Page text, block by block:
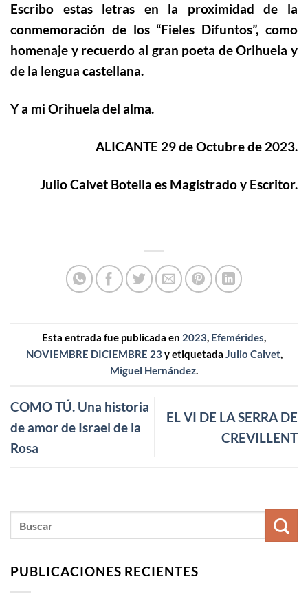
Escribo estas letras en la proximidad de la
conmemoración de los “Fieles Difuntos”, como
homenaje y recuerdo al gran poeta de Orihuela y
de la lengua castellana.
Y a mi Orihuela del alma.
ALICANTE 29 de Octubre de 2023.
Julio Calvet Botella es Magistrado y Escritor.
Esta entrada fue publicada en 2023, Efemérides,
NOVIEMBRE DICIEMBRE 23y etiquetada Julio Calvet,
Miguel Hernández.
COMO TÚ. Una historia
de amor de Israel de la
Rosa
EL VI DE LA SERRA DE
CREVILLENT
PUBLICACIONES RECIENTES